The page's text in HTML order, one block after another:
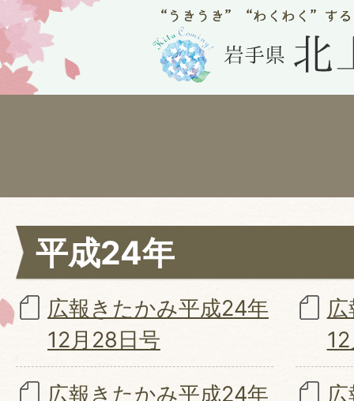
平成24年
広報きたかみ平成24年
12月28日号
広報きたかみ平成24年